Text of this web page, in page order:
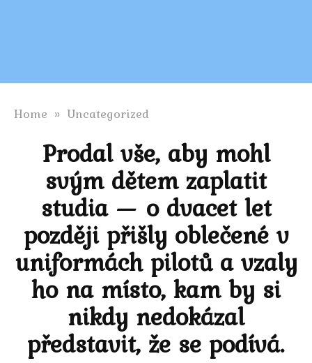
Home » Uncategorized
Prodal vše, aby mohl
svým dětem zaplatit
studia — o dvacet let
později přišly oblečené v
uniformách pilotů a vzaly
ho na místo, kam by si
nikdy nedokázal
představit, že se podívá.